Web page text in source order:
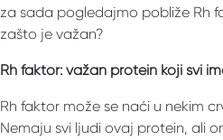
za sada pogledajmo pobliže Rh
zašto je važan?
Rh faktor: važan protein koji svi
Rh faktor može se naći u nekim
Nemaju svi ljudi ovaj protein, ali